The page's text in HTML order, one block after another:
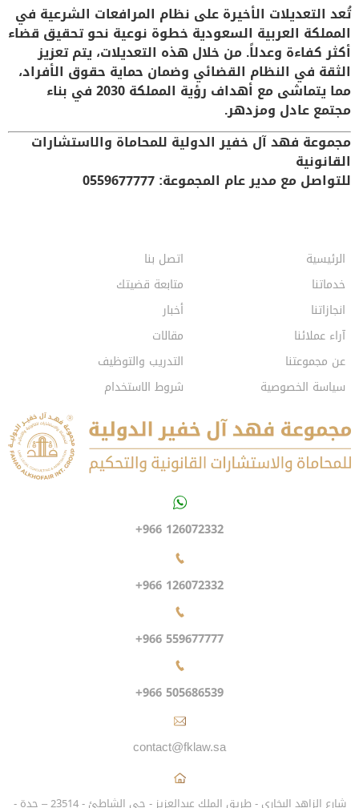
تُعد التعديلات الأخيرة على نظام المرافعات الشرعية في
المملكة العربية السعودية خطوة نوعية نحو تحقيق قضاء
أكثر كفاءة وعدلاً. من خلال هذه التعديلات، يتم تعزيز
الثقة في النظام القضائي وضمان حماية حقوق الأفراد،
مما يتماشى مع أهداف رؤية المملكة 2030 في بناء
مجتمع عادل ومزدهر.
مجموعة فهد آل خفير الدولية للمحاماة والاستشارات
القانونية
للتواصل مع مدير عام المجموعة: 0559677777
الرئيسية
خدماتنا
انجازاتنا
آراء عملائنا
عن مجموعتنا
سياسة الخصوصية
اتصل بنا
متابعة قضيتك
أخبار
مقالات
التدريب والتوظيف
شروط الاستخدام
+966 126072332
+966 126072332
+966 559677777
+966 505686539
contact@fklaw.sa
شارع الزاهد البخاري - طريق الملك عبدالعزيز - حي الشاطئ - 23514 – جدة -